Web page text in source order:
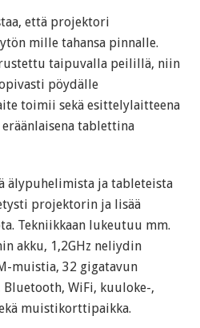
että projektori
mille tahansa pinnalle.
taipuvalla peilillä, niin
pöydälle
toimii sekä esittelylaitteena
tablettina
älypuhelimista ja tableteista
projektorin ja lisää
Tekniikkaan lukeutuu mm.
akku, 1,2GHz neliydin
muistia, 32 gigatavun
WiFi, kuuloke-,
muistikorttipaikka.